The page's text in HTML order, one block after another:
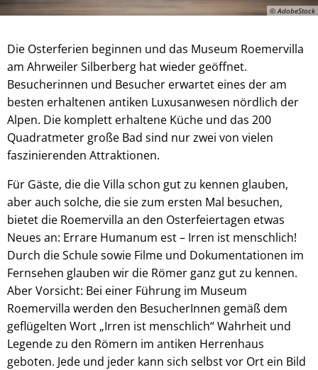
© AdobeStock
Die Osterferien beginnen und das Museum Roemervilla
am Ahrweiler Silberberg hat wieder geöffnet.
Besucherinnen und Besucher erwartet eines der am
besten erhaltenen antiken Luxusanwesen nördlich der
Alpen. Die komplett erhaltene Küche und das 200
Quadratmeter große Bad sind nur zwei von vielen
faszinierenden Attraktionen.
Für Gäste, die die Villa schon gut zu kennen glauben,
aber auch solche, die sie zum ersten Mal besuchen,
bietet die Roemervilla an den Osterfeiertagen etwas
Neues an: Errare Humanum est – Irren ist menschlich!
Durch die Schule sowie Filme und Dokumentationen im
Fernsehen glauben wir die Römer ganz gut zu kennen.
Aber Vorsicht: Bei einer Führung im Museum
Roemervilla werden den BesucherInnen gemäß dem
geflügelten Wort „Irren ist menschlich“ Wahrheit und
Legende zu den Römern im antiken Herrenhaus
geboten. Jede und jeder kann sich selbst vor Ort ein Bild